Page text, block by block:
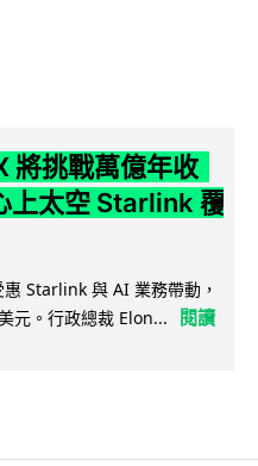
將挑戰萬億年收
上太空 Starlink 覆
Starlink 與 AI 業務帶動，
元。行政總裁 Elon...
閱讀